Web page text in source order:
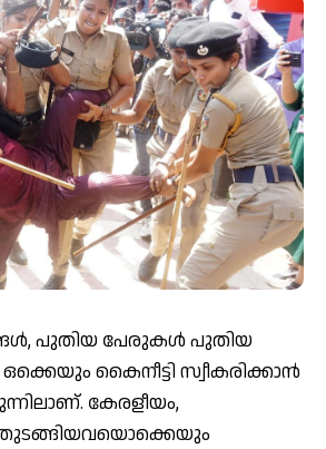
പുതിയ പേരുകള്‍ പുതിയ
കൈനീട്ടി സ്വീകരിക്കാന്‍
കേരളീയം,